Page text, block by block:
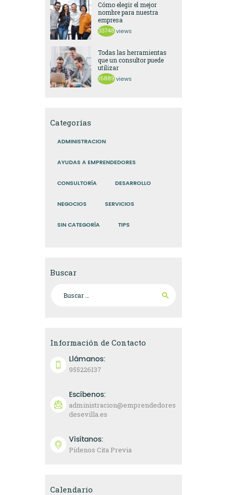
Cómo elegir el mejor
nombre para nuestra
empresa
33748 views
Todas las herramientas
que un consultor puede
utilizar
15889 views
Categorías
ADMINISTRACION
AYUDAS A EMPRENDEDORES
CONSULTORÍA DESARROLLO
NEGOCIOS SERVICIOS
SIN CATEGORÍA TIPS
Buscar
Información de Contacto
Llámanos:
955226137
Escíbenos:
administracion@emprendedores
desevilla.es
Visítanos:
Pídenos Cita Previa
Calendario